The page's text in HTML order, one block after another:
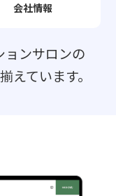
会社情報
ョンサロンの
えています。